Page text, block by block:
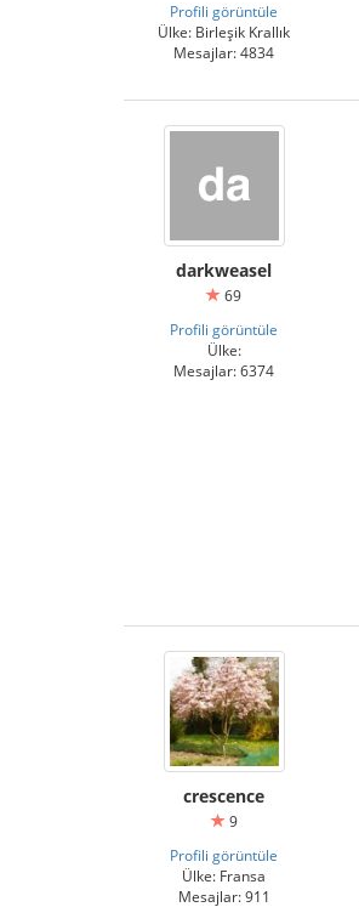
Profili görüntüle
Ülke: Birleşik Krallık
Mesajlar: 4834
darkweasel
69
Profili görüntüle
Ülke:
Mesajlar: 6374
crescence
9
Profili görüntüle
Ülke: Fransa
Mesajlar: 911